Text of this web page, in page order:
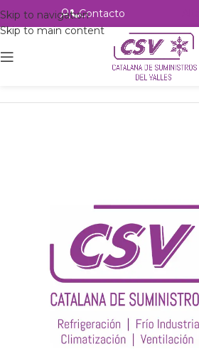
Skip to navigation
Skip to main content
Contacto
Intercambio